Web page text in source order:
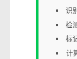
识
检
标
计